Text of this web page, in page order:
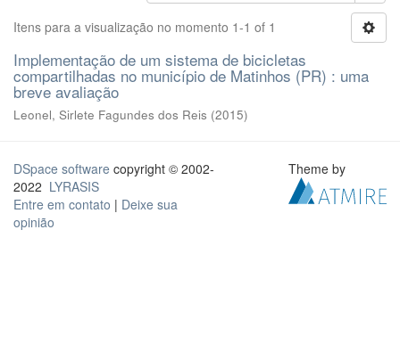
Itens para a visualização no momento 1-1 of 1
Implementação de um sistema de bicicletas
compartilhadas no município de Matinhos (PR) : uma
breve avaliação
Leonel, Sirlete Fagundes dos Reis (2015)
DSpace software copyright © 2002-
2022 LYRASIS
Entre em contato | Deixe sua
opinião
Theme by